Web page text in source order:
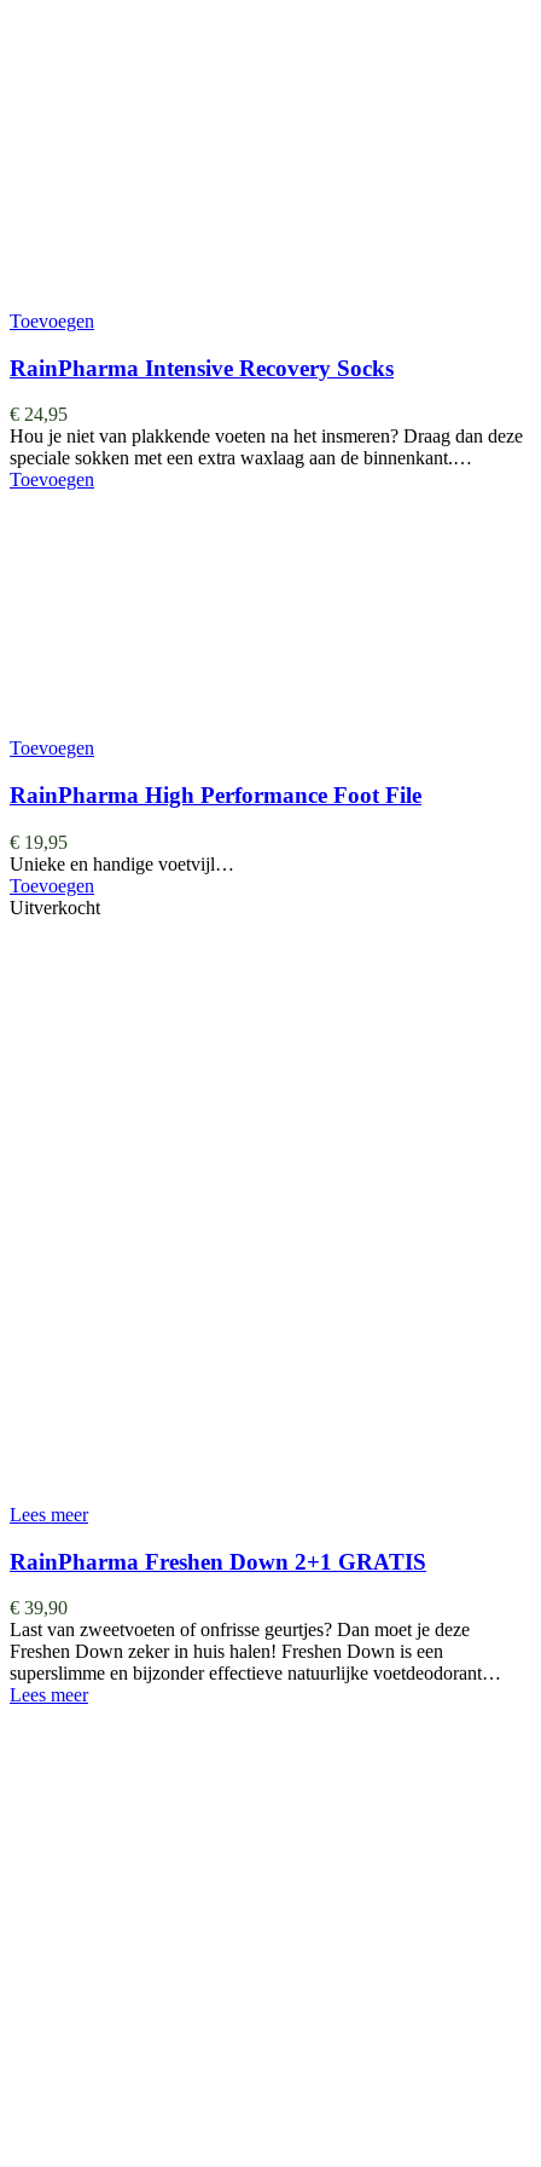
Toevoegen
RainPharma Intensive Recovery Socks
€ 24,95
Hou je niet van plakkende voeten na het insmeren? Draag dan deze
speciale sokken met een extra waxlaag aan de binnenkant.…
Toevoegen
Toevoegen
RainPharma High Performance Foot File
€ 19,95
Unieke en handige voetvijl…
Toevoegen
Uitverkocht
Lees meer
RainPharma Freshen Down 2+1 GRATIS
€ 39,90
Last van zweetvoeten of onfrisse geurtjes? Dan moet je deze
Freshen Down zeker in huis halen! Freshen Down is een
superslimme en bijzonder effectieve natuurlijke voetdeodorant…
Lees meer